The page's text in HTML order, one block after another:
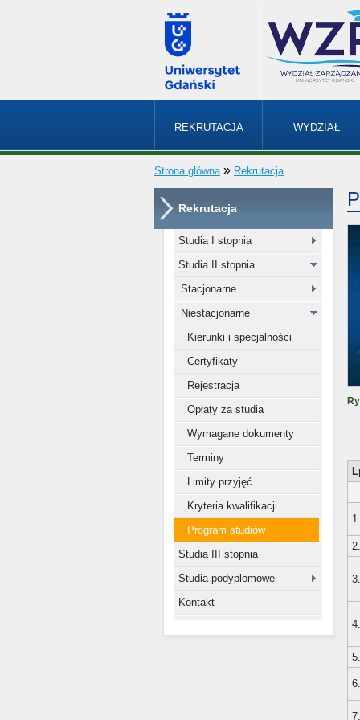
REKRUTACJA WYDZIAŁ
Strona główna » Rekrutacja
Rekrutacja
Studia I stopnia
Studia II stopnia
Stacjonarne
Niestacjonarne
Kierunki i specjalności
Certyfikaty
Rejestracja
Opłaty za studia
Wymagane dokumenty
Terminy
Limity przyjęć
Kryteria kwalifikacji
Program studiów
Studia III stopnia
Studia podyplomowe
Kontakt
1.
2.
3.
4.
5.
6.
7.